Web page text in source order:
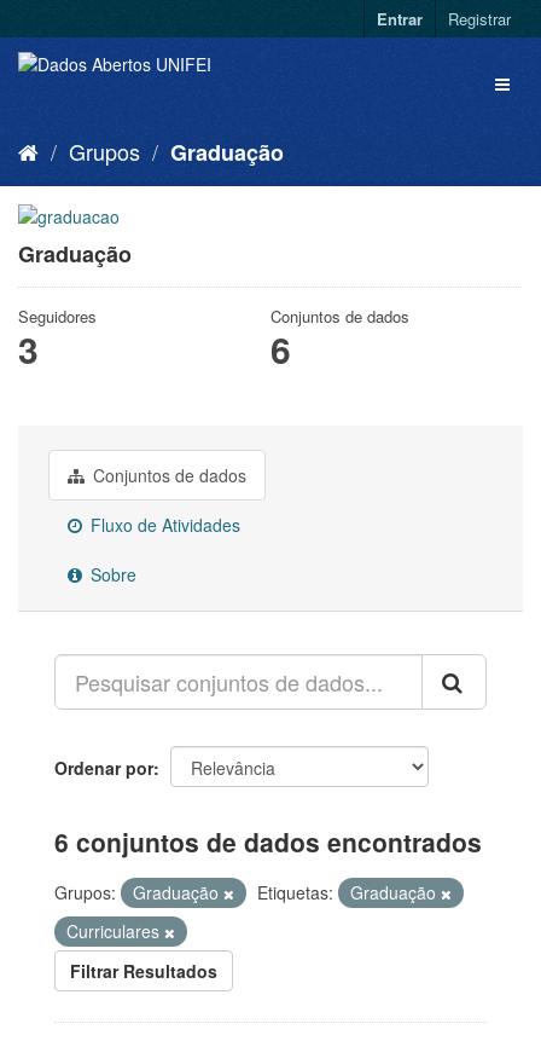
Entrar Registrar
Grupos Graduação
Graduação
Seguidores
3
Conjuntos de dados
6
Conjuntos de dados
Fluxo de Atividades
Sobre
Ordenar por
6 conjuntos de dados encontrados
Grupos: Graduação Etiquetas:
Graduação
Curriculares
Filtrar Resultados